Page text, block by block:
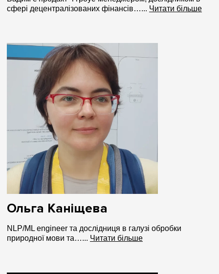
сфері децентралізованих фінансів…... Читати більше
Ольга Каніщева
NLP/ML engineer та дослідниця в галузі обробки
природної мови та…... Читати більше